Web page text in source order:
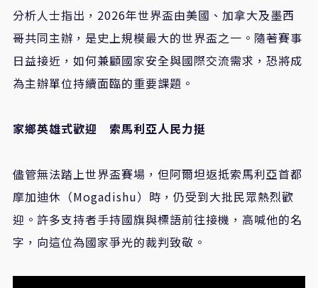
分析人士指出， 2026年世界盃由美國、加拿大及墨西
哥共同主辦，是史上規模最大的世界盃之一。隨著賽事
日益接近，如何兼顧國家安全與國際交流需求，恐將成
為主辦單位持續面臨的重要課題。
家鄉英雄式歡迎 索馬利亞人民力挺
儘管無法踏上世界盃賽場，但阿爾坦返抵索馬利亞首都
摩加迪休（Mogadishu）時，仍受到大批民眾熱烈歡
迎。許多支持者手持國旗與標語前往接機，高喊他的名
字，向這位為國家爭光的裁判致敬。